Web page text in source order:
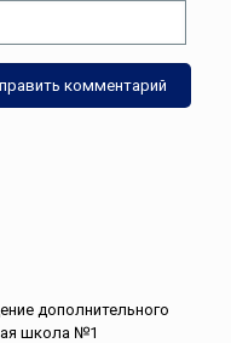
дополнительного
школа №1